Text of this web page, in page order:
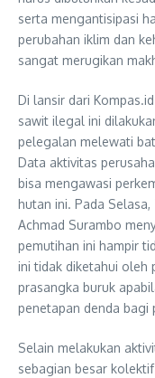
serta mengantisipasi
perubahan iklim dan
sangat merugikan
Di lansir dari
sawit ilegal ini
pelegalan melewati
Data aktivitas
bisa mengawasi
hutan ini. Pada
Achmad Surambo
pemutihan ini hampir
ini tidak diketahui oleh
prasangka buruk
penetapan denda bagi
Selain melakukan
sebagian besar